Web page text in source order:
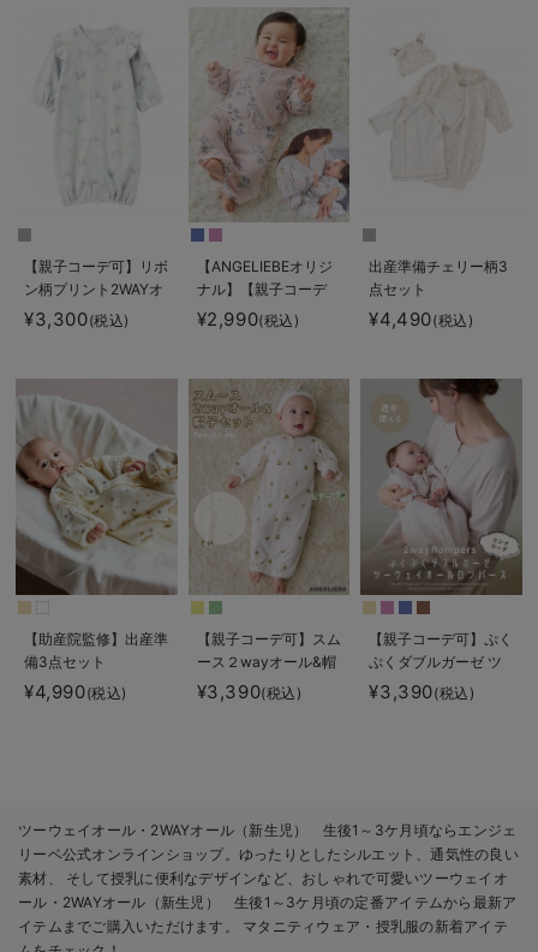
【親子コーデ可】リボ
ン柄プリント2WAYオ
ール
¥3,300(税込)
【ANGELIEBEオリジ
ナル】【親子コーデ
可】スムース2WAYオ
ール
¥2,990(税込)
出産準備チェリー柄3
点セット
¥4,490(税込)
【助産院監修】出産準
備3点セット
¥4,990(税込)
【親子コーデ可】スム
ース２wayオール&帽
子セット
¥3,390(税込)
【親子コーデ可】ぷく
ぷくダブルガーゼ ツ
ーウェイオール
（2wayオール） ロン
¥3,390(税込)
ツーウェイオール・2WAYオール（新生児） 生後1～3ケ月頃ならエンジェ
リーベ公式オンラインショップ。ゆったりとしたシルエット、通気性の良い
素材、 そして授乳に便利なデザインなど、おしゃれで可愛いツーウェイオ
ール・2WAYオール（新生児） 生後1～3ケ月頃の定番アイテムから最新ア
イテムまでご購入いただけます。 マタニティウェア・授乳服の新着アイテ